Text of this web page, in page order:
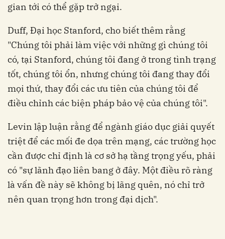
gian tới có thể gặp trở ngại.
Duff, Đại học Stanford, cho biết thêm rằng
"Chúng tôi phải làm việc với những gì chúng tôi
có, tại Stanford, chúng tôi đang ở trong tình trạng
tốt, chúng tôi ổn, nhưng chúng tôi đang thay đổi
mọi thứ, thay đổi các ưu tiên của chúng tôi để
điều chỉnh các biện pháp bảo vệ của chúng tôi".
Levin lập luận rằng để ngành giáo dục giải quyết
triệt để các mối đe dọa trên mạng, các trường học
cần được chỉ định là cơ sở hạ tầng trọng yếu, phải
có "sự lãnh đạo liên bang ở đây. Một điều rõ ràng
là vấn đề này sẽ không bị lãng quên, nó chỉ trở
nên quan trọng hơn trong đại dịch".